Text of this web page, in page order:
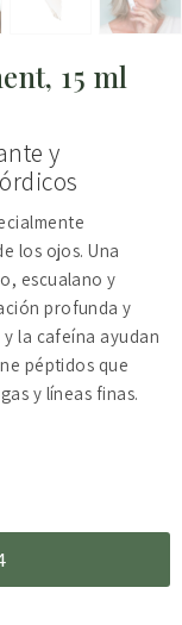
15 ml
y
los ojos. Una
escualano y
profunda y
la cafeína ayudan
péptidos que
y líneas finas.